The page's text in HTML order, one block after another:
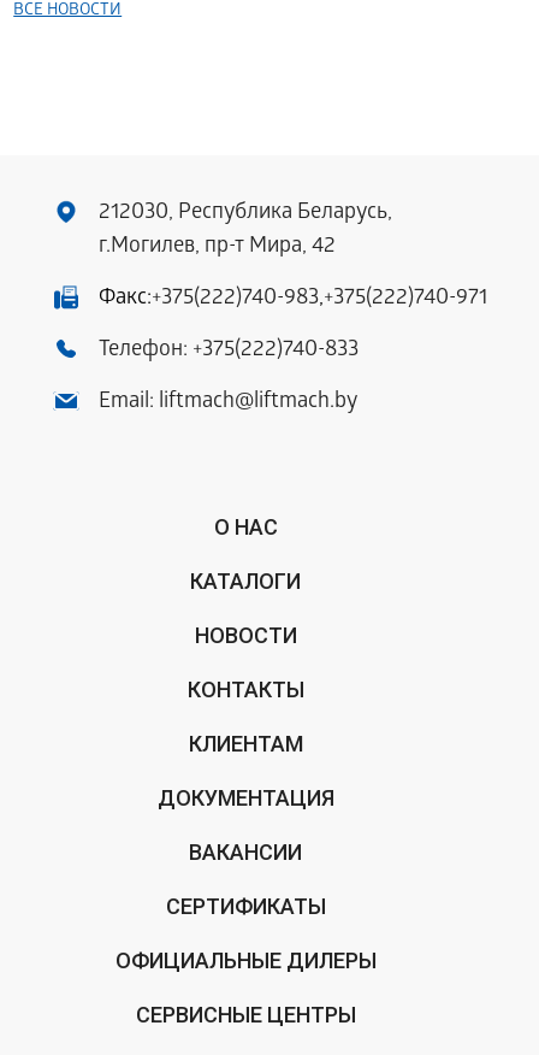
ВСЕ НОВОСТИ
212030, Республика Беларусь,
г.Могилев, пр-т Мира, 42
Факс:+375(222)740-983,+375(222)740-971
Телефон: +375(222)740-833
Email: liftmach@liftmach.by
О НАС
КАТАЛОГИ
НОВОСТИ
КОНТАКТЫ
КЛИЕНТАМ
ДОКУМЕНТАЦИЯ
ВАКАНСИИ
СЕРТИФИКАТЫ
ОФИЦИАЛЬНЫЕ ДИЛЕРЫ
СЕРВИСНЫЕ ЦЕНТРЫ